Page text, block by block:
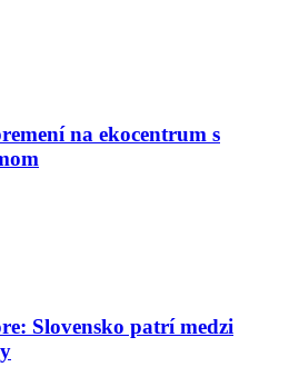
na ekocentrum s
Slovensko patrí medzi